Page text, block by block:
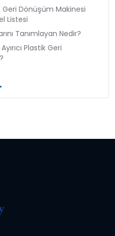
Geri Dönüşüm Makinesi
Listesi
Tanımlayan Nedir?
Plastik Geri